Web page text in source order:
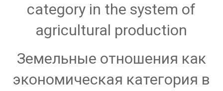
category in the system of
agricultural production
Земельные отношения как
экономическая категория в